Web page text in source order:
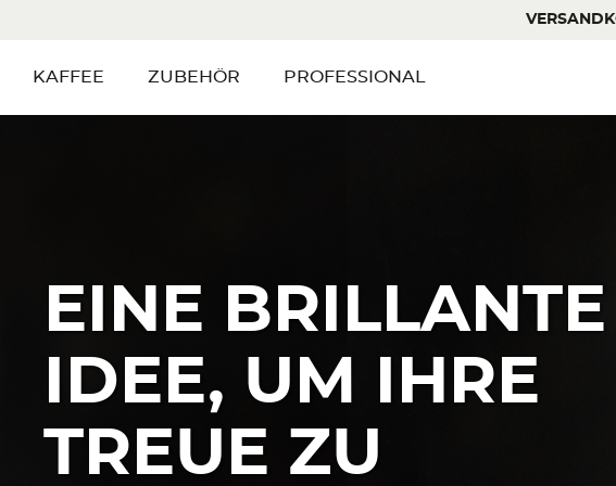
KAFFEE ZUBEHÖR PROFESSIONAL
EINE BRILLANTE
IDEE, UM IHRE
TREUE ZU